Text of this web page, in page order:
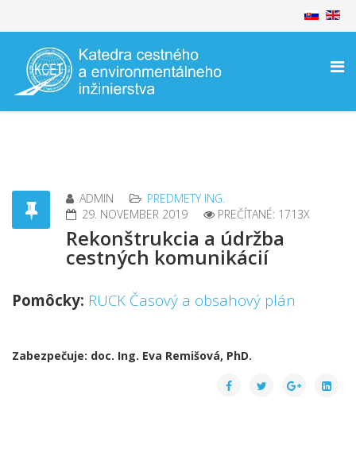
ADMIN
PREDMETY ING.
29. NOVEMBER 2019
PREČÍTANÉ: 1713X
Rekonštrukcia a údržba
cestných komunikácií
Pomôcky: RUCK Časový a obsahový plán
Zabezpečuje: doc. Ing. Eva Remišová, PhD.